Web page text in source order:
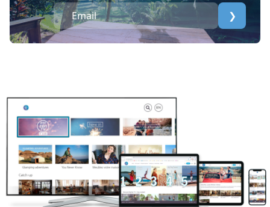
❯